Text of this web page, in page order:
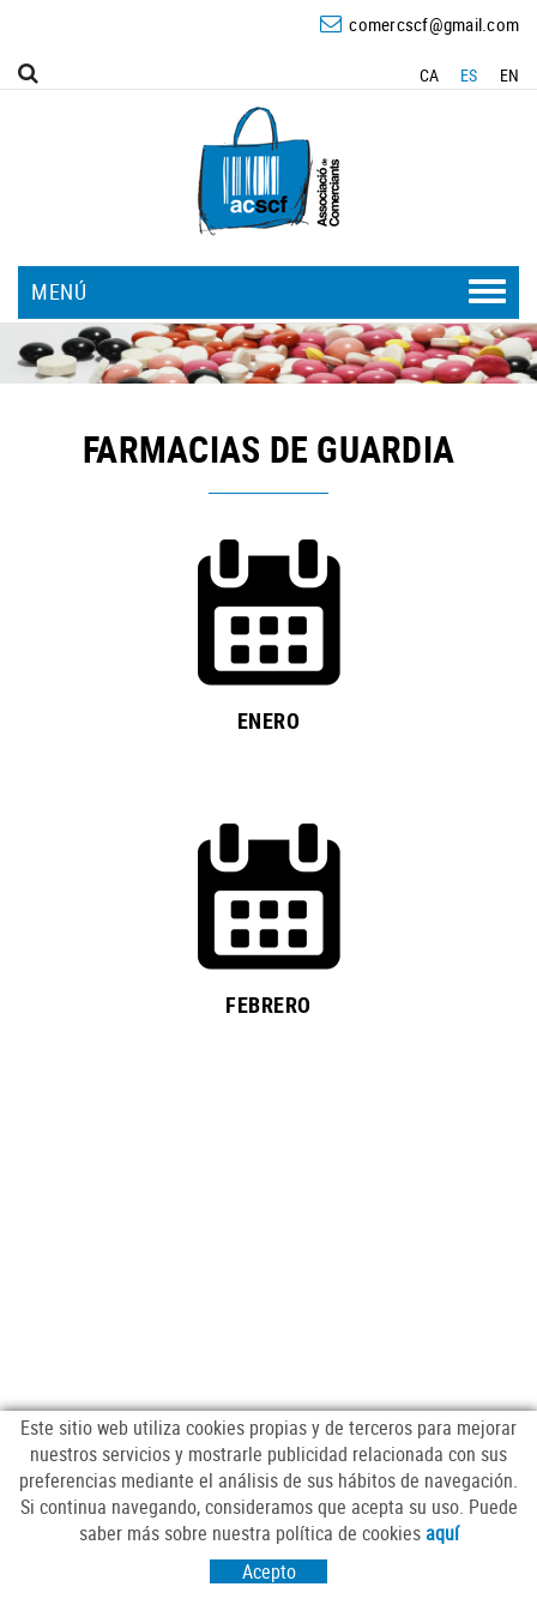
comercscf@gmail.com
CA ES EN
MENÚ
FARMACIAS DE GUARDIA
ENERO
FEBRERO
SÍGUENOS
Este sitio web utiliza cookies propias y de terceros para mejorar
nuestros servicios y mostrarle publicidad relacionada con sus
preferencias mediante el análisis de sus hábitos de navegación.
Si continua navegando, consideramos que acepta su uso. Puede
saber más sobre nuestra política de cookies aquí
Acepto